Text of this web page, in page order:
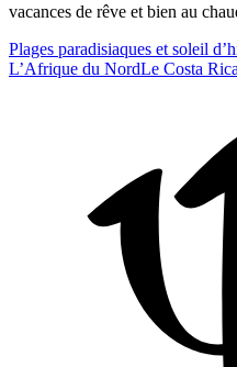
vacances de rêve et bien au
Plages paradisiaques et soleil
L’Afrique du NordLe Costa Rica